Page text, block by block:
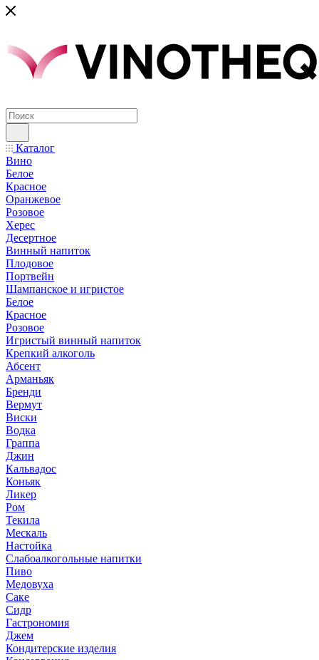
Каталог
Вино
Белое
Красное
Оранжевое
Розовое
Херес
Десертное
Винный напиток
Плодовое
Портвейн
Шампанское и игристое
Белое
Красное
Розовое
Игристый винный напиток
Крепкий алкоголь
Абсент
Арманьяк
Бренди
Вермут
Виски
Водка
Граппа
Джин
Кальвадос
Коньяк
Ликер
Ром
Текила
Мескаль
Настойка
Слабоалкогольные напитки
Пиво
Медовуха
Саке
Сидр
Гастрономия
Джем
Кондитерские изделия